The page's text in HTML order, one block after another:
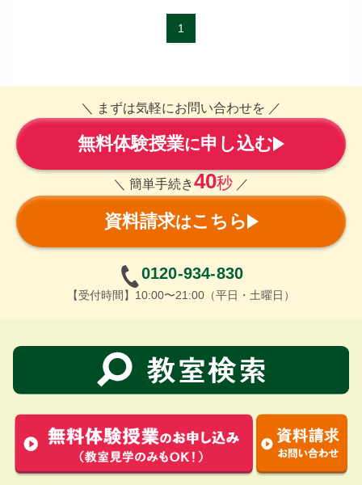
1
＼ まずは気軽にお問い合わせを ／
無料体験授業に申し込む
＼ 簡単手続き40秒 ／
資料請求はこちら
0120-934-830
【受付時間】10:00〜21:00（平日・土曜日）